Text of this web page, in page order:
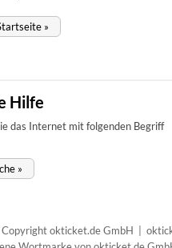
»
Hilfe
das Internet mit folgenden Begriff
»
okticket.de GmbH |